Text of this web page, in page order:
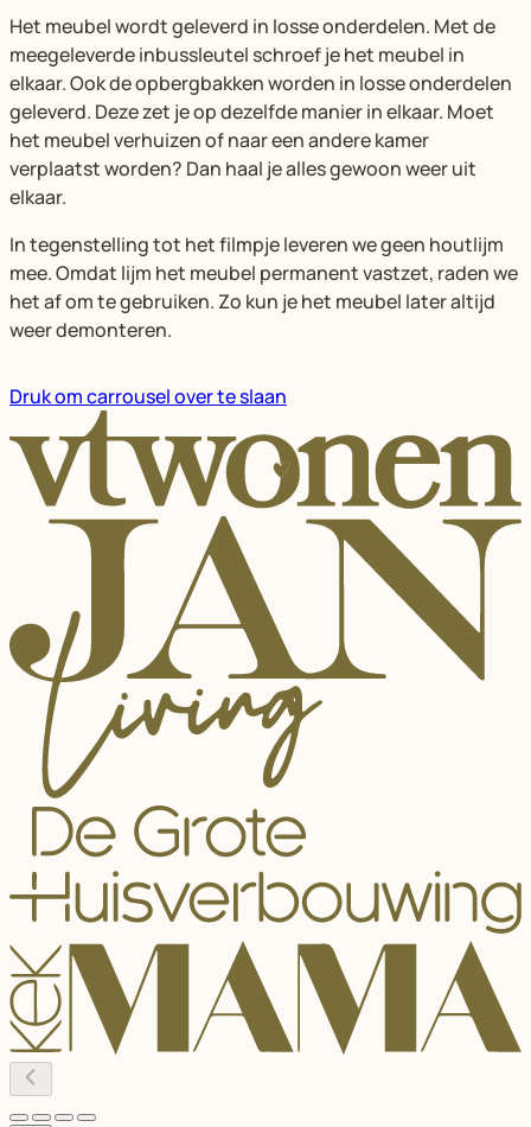
Het meubel wordt geleverd in losse onderdelen. Met de
meegeleverde inbussleutel schroef je het meubel in
elkaar. Ook de opbergbakken worden in losse onderdelen
geleverd. Deze zet je op dezelfde manier in elkaar. Moet
het meubel verhuizen of naar een andere kamer
verplaatst worden? Dan haal je alles gewoon weer uit
elkaar.
In tegenstelling tot het filmpje leveren we geen houtlijm
mee. Omdat lijm het meubel permanent vastzet, raden we
het af om te gebruiken. Zo kun je het meubel later altijd
weer demonteren.
Druk om carrousel over te slaan